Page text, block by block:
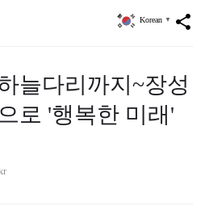
share
Korean ▼
늘다리까지~장성
로 '행복한 미래'